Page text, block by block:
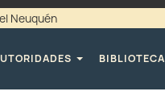
Neuquén
BIBLIOTECA